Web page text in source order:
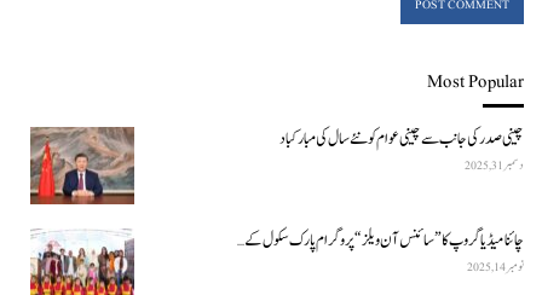
Most Popular
چینی صدر کی جانب سے چینی عوام کو نئے سال کی مبارکباد
دسمبر 31, 2025
چائنا میڈیا گروپ کا ”سائنس آن ویلز“ پروگرام پارک سکول کے…
نومبر 14, 2025